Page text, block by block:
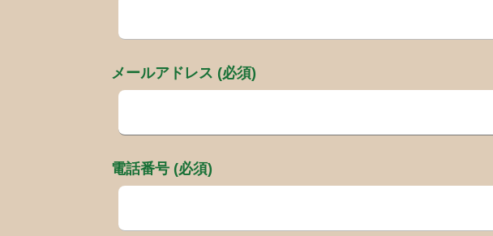
メールアドレス (必須)
電話番号 (必須)